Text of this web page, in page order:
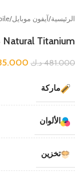
الرئيسية/آيفون موبايل/
Natural Titanium
481.000 د.ك
ماركة
الألوان
تخزين